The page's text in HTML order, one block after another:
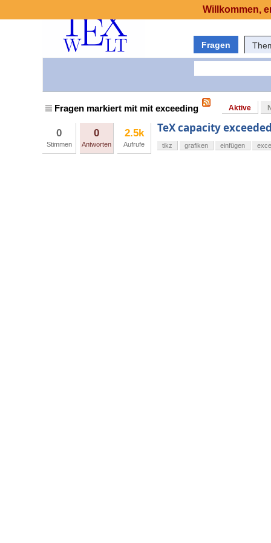
Fragen
Fragen markiert mit mit exceeding Aktive
0
Stimmen
0
Antworten
2.5k
Aufrufe
TeX capacity
tikz grafiken einfügen
Willkommen,